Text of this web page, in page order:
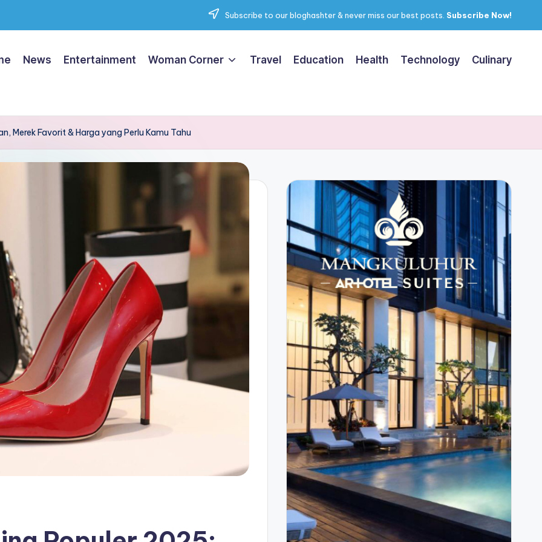
Subscribe to our bloghashter & never miss our best posts. Subscribe Now!
News Entertainment Woman Corner Travel Education Health Technology Culinary
Merek Favorit & Harga yang Perlu Kamu Tahu